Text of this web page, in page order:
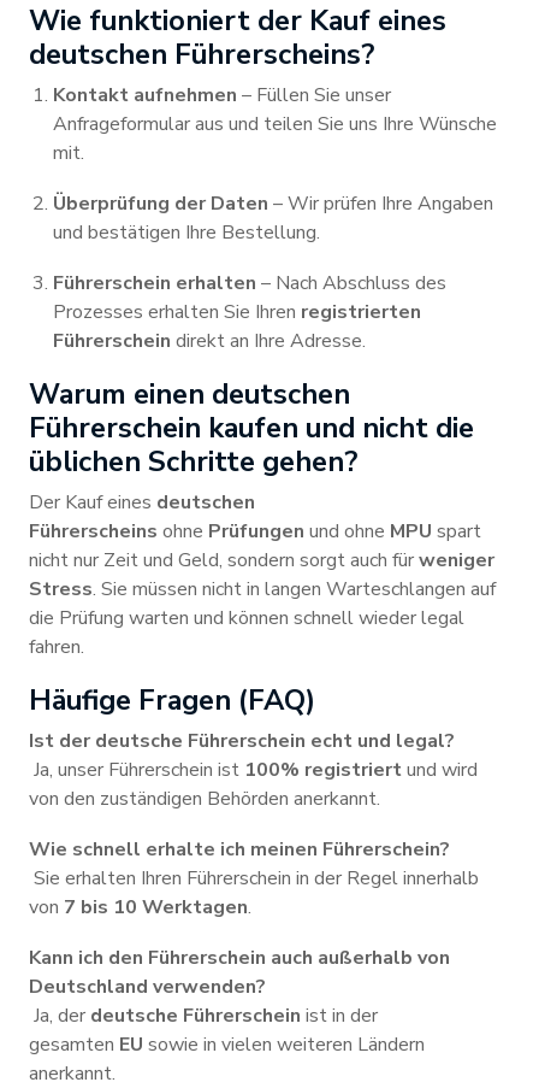
Wie funktioniert der Kauf eines
deutschen Führerscheins?
Kontakt aufnehmen – Füllen Sie unser
Anfrageformular aus und teilen Sie uns Ihre Wünsche
mit.
Überprüfung der Daten – Wir prüfen Ihre Angaben
und bestätigen Ihre Bestellung.
Führerschein erhalten – Nach Abschluss des
Prozesses erhalten Sie Ihren registrierten
Führerschein direkt an Ihre Adresse.
Warum einen deutschen
Führerschein kaufen und nicht die
üblichen Schritte gehen?
Der Kauf eines deutschen
Führerscheins ohne Prüfungen und ohne MPU spart
nicht nur Zeit und Geld, sondern sorgt auch fürweniger
Stress. Sie müssen nicht in langen Warteschlangen auf
die Prüfung warten und können schnell wieder legal
fahren.
Häufige Fragen (FAQ)
Ist der deutsche Führerschein echt und legal?
Ja, unser Führerschein ist 100% registriertund wird
von den zuständigen Behörden anerkannt.
Wie schnell erhalte ich meinen Führerschein?
Sie erhalten Ihren Führerschein in der Regel innerhalb
von 7 bis 10 Werktagen.
Kann ich den Führerschein auch außerhalb von
Deutschland verwenden?
Ja, der deutsche Führerschein ist in der
gesamten EU sowie in vielen weiteren Ländern
anerkannt.